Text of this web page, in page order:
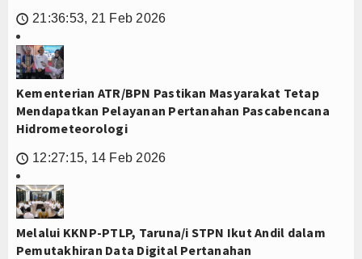
🕔 21:36:53, 21 Feb 2026
Kementerian ATR/BPN Pastikan Masyarakat Tetap
Mendapatkan Pelayanan Pertanahan Pascabencana
Hidrometeorologi
🕔 12:27:15, 14 Feb 2026
Melalui KKNP-PTLP, Taruna/i STPN Ikut Andil dalam
Pemutakhiran Data Digital Pertanahan